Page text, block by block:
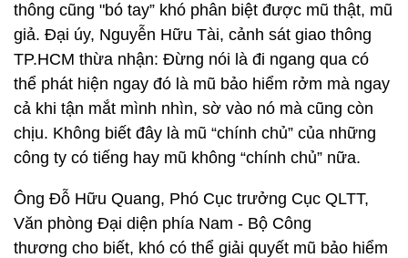
thông cũng "bó tay” khó phân biệt được mũ thật, mũ
giả. Đại úy, Nguyễn Hữu Tài, cảnh sát giao thông
TP.HCM thừa nhận: Đừng nói là đi ngang qua có
thể phát hiện ngay đó là mũ bảo hiểm rởm mà ngay
cả khi tận mắt mình nhìn, sờ vào nó mà cũng còn
chịu. Không biết đây là mũ “chính chủ” của những
công ty có tiếng hay mũ không “chính chủ” nữa.
Ông Đỗ Hữu Quang, Phó Cục trưởng Cục QLTT,
Văn phòng Đại diện phía Nam - Bộ Công
thương cho biết, khó có thể giải quyết mũ bảo hiểm